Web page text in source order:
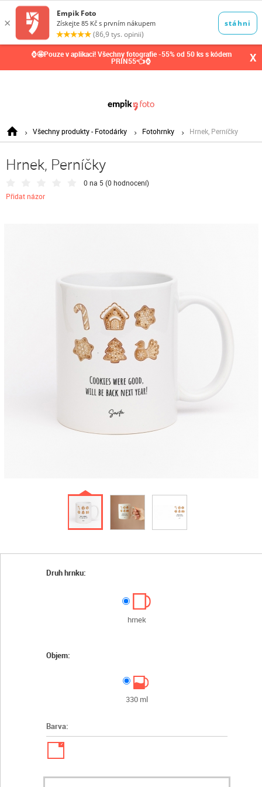
⌚🤩Pouze v aplikaci! Všechny fotografie -55% od 50 ks s kódem
PRIN55👈⌚ X
Všechny produkty - Fotodárky Fotohrnky Hrnek, Perníčky
Hrnek, Perníčky
0 na 5 (0 hodnocení)
Přidat názor
Druh hrnku:
hrnek
Objem:
330 ml
Barva:
✓